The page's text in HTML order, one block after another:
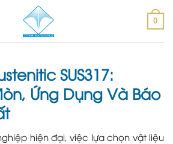
0
SUS317:
Ứng Dụng Và Báo
hiện đại, việc lựa chọn vật liệu